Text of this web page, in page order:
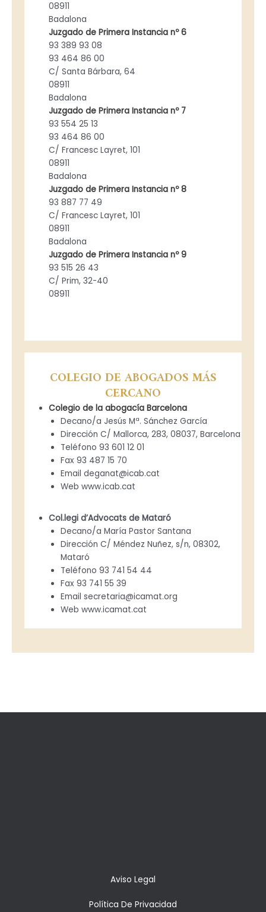
08911
Badalona
Juzgado de Primera Instancia nº 6
93 389 93 08
93 464 86 00
C/ Santa Bárbara, 64
08911
Badalona
Juzgado de Primera Instancia nº 7
93 554 25 13
93 464 86 00
C/ Francesc Layret, 101
08911
Badalona
Juzgado de Primera Instancia nº 8
93 887 77 49
C/ Francesc Layret, 101
08911
Badalona
Juzgado de Primera Instancia nº 9
93 515 26 43
C/ Prim, 32-40
08911
COLEGIO DE ABOGADOS MÁS
CERCANO
Colegio de la abogacía Barcelona
Decano/a Jesús Mª. Sánchez García
Dirección C/ Mallorca, 283, 08037, Barcelona
Teléfono 93 601 12 01
Fax 93 487 15 70
Emaildeganat@icab.cat
Web www.icab.cat
Col.legi d’Advocats de Mataró
Decano/a María Pastor Santana
Dirección C/ Méndez Nuñez, s/n, 08302,
Mataró
Teléfono 93 741 54 44
Fax 93 741 55 39
Emailsecretaria@icamat.org
Web www.icamat.cat
Aviso Legal
Política De Privacidad